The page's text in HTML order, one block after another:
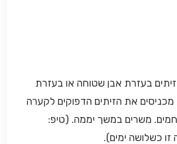
בעזרת אבן שטוחה או בעזרת
מכניסים את הזיתים הדפוקים לקערה
משרים במשך יממה. (טיפ:
זו כשלושה ימים).